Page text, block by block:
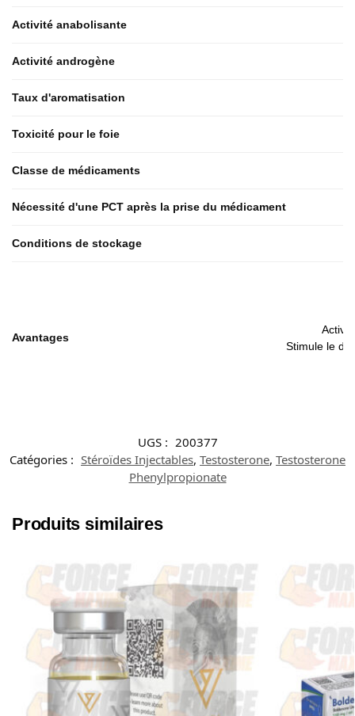
Activité anabolisante
Activité androgène
Taux d'aromatisation
Toxicité pour le foie
Classe de médicaments
Nécessité d'une PCT après la prise du médicament
Conditions de stockage
Avantages
Stimule le
UGS : 200377
Catégories : Stéroïdes Injectables, Testosterone, Testosterone
Phenylpropionate
Produits similaires